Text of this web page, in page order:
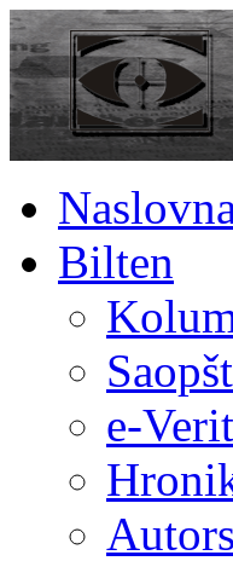
Bilten
e-